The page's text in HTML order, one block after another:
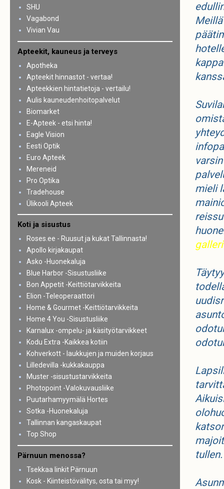
mieli
tullen.
SHU
Vagabond
Vivian Vau
Apteekit, kauneus ja terveys
Apotheka
Apteekit hinnastot - vertaa!
Apteekkien hintatietoja - vertailu!
Aulis kauneudenhoitopalvelut
Biomarket
E-Apteek - etsi hinta!
Eagle Vision
Eesti Optik
Euro Apteek
Mereneid
Pro Optika
Tradehouse
Ülikooli Apteek
Koti ja sisustus
Roses.ee - Ruusut ja kukat Tallinnasta!
Apollo kirjakaupat
Asko -Huonekaluja
Blue Harbor -Sisustusliike
Bon Appetit -Keittiötarvikkeita
Elion -Teleoperaattori
Home & Gourmet -Keittiötarvikkeita
Home 4 You -Sisustusliike
Karnalux -ompelu- ja käsityötarvikkeet
Kodu Extra -Kaikkea kotiin
Kohverkott - laukkujen ja muiden korjaus
Lilledevilla -kukkakauppa
Muster -sisustustarvikkeita
Photopoint -Valokuvausliike
Puutarhamyymälä Hortes
Sotka -Huonekaluja
Tallinnan kangaskaupat
Top Shop
Pärnuun menossa?
Tsekkaa linkit Pärnuun
Kosk - Kiinteistövälitys, osta tai myy!